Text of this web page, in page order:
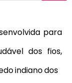
para
dos fios,
indiano dos